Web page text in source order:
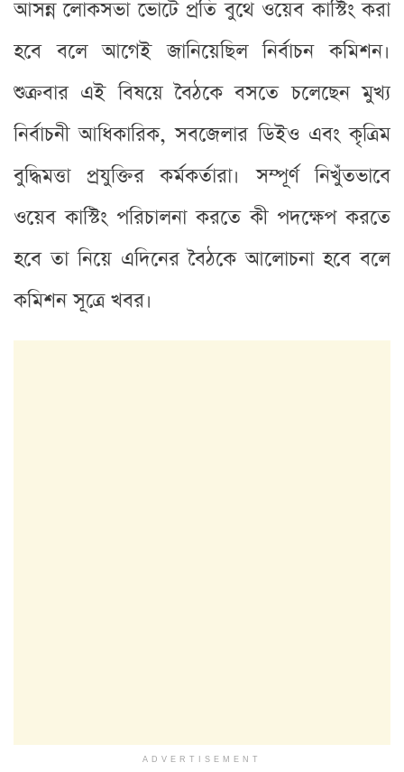
আসন্ন লোকসভা ভোটে প্রতি বুথে ওয়েব কাস্টিং করা
হবে বলে আগেই জানিয়েছিল নির্বাচন কমিশন।
শুক্রবার এই বিষয়ে বৈঠকে বসতে চলেছেন মুখ্য
নির্বাচনী আধিকারিক, সবজেলার ডিইও এবং কৃত্রিম
বুদ্ধিমত্তা প্রযুক্তির কর্মকর্তারা। সম্পূর্ণ নিখুঁতভাবে
ওয়েব কাস্টিং পরিচালনা করতে কী পদক্ষেপ করতে
হবে তা নিয়ে এদিনের বৈঠকে আলোচনা হবে বলে
কমিশন সূত্রে খবর।
ADVERTISEMENT